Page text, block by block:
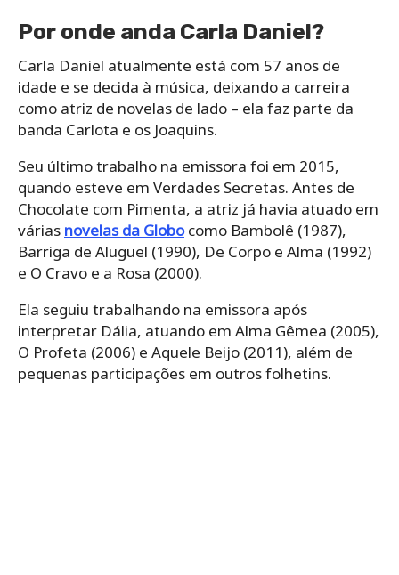
Por onde anda Carla Daniel?
Carla Daniel atualmente está com 57 anos de
idade e se decida à música, deixando a carreira
como atriz de novelas de lado – ela faz parte da
banda Carlota e os Joaquins.
Seu último trabalho na emissora foi em 2015,
quando esteve em Verdades Secretas. Antes de
Chocolate com Pimenta, a atriz já havia atuado em
várias novelas da Globocomo Bambolê (1987),
Barriga de Aluguel (1990), De Corpo e Alma (1992)
e O Cravo e a Rosa (2000).
Ela seguiu trabalhando na emissora após
interpretar Dália, atuando em Alma Gêmea (2005),
O Profeta (2006) e Aquele Beijo (2011), além de
pequenas participações em outros folhetins.